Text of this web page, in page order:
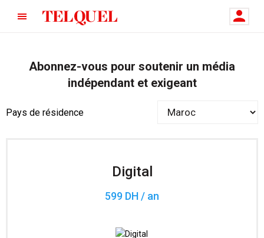
Abonnez-vous pour soutenir un média
indépendant et exigeant
Pays de résidence
Digital
599 DH / an